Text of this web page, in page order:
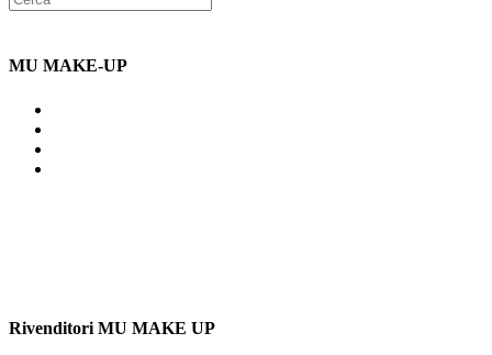
MU MAKE-UP
Rivenditori MU MAKE UP